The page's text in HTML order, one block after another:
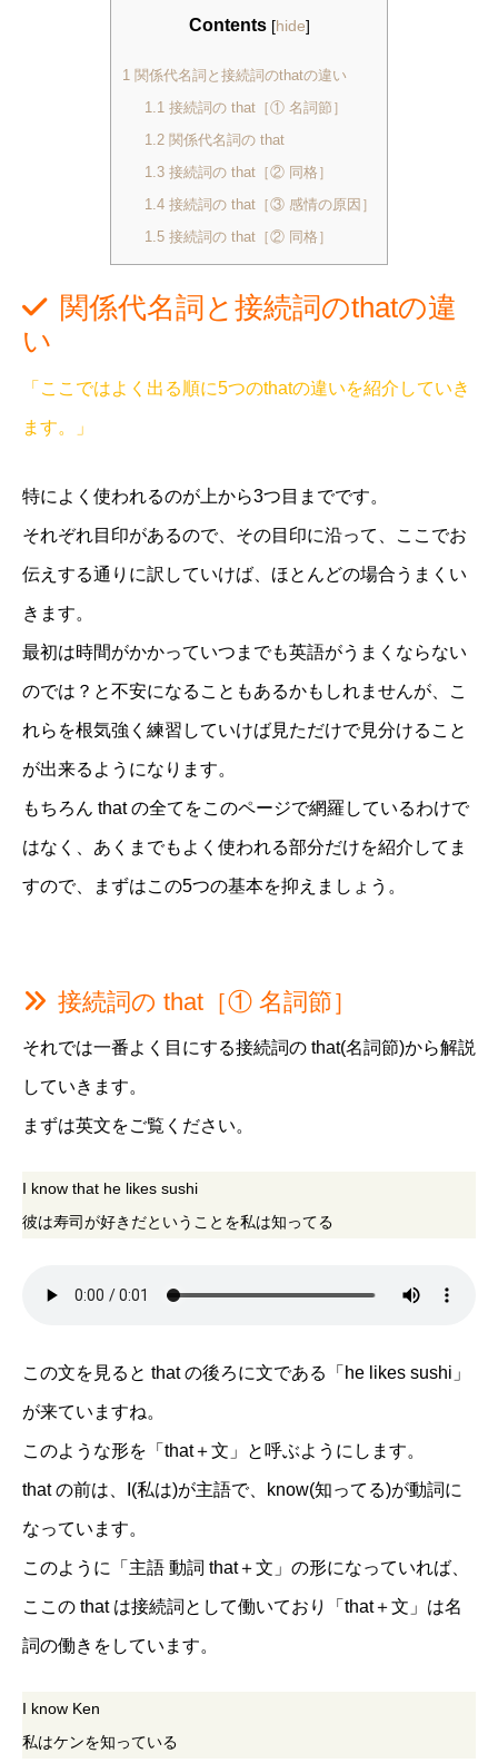
Contents [hide]
1 関係代名詞と接続詞のthatの違い
1.1 接続詞の that［① 名詞節］
1.2関係代名詞の that
1.3接続詞の that［② 同格］
1.4接続詞の that［③ 感情の原因］
1.5接続詞の that［② 同格］
関係代名詞と接続詞のthatの違
い
「ここではよく出る順に5つのthatの違いを紹介していき
ます。」
特によく使われるのが上から3つ目までです。
それぞれ目印があるので、その目印に沿って、ここでお
伝えする通りに訳していけば、ほとんどの場合うまくい
きます。
最初は時間がかかっていつまでも英語がうまくならない
のでは？と不安になることもあるかもしれませんが、こ
れらを根気強く練習していけば見ただけで見分けること
が出来るようになります。
もちろん that の全てをこのページで網羅しているわけで
はなく、あくまでもよく使われる部分だけを紹介してま
すので、まずはこの5つの基本を抑えましょう。
接続詞の that［① 名詞節］
それでは一番よく目にする接続詞の that(名詞節)から解説
していきます。
まずは英文をご覧ください。
I know that he likes sushi
彼は寿司が好きだということを私は知ってる
この文を見ると that の後ろに文である「he likes sushi」
が来ていますね。
このような形を「that＋文」と呼ぶようにします。
that の前は、I(私は)が主語で、know(知ってる)が動詞に
なっています。
このように「主語 動詞 that＋文」の形になっていれば、
ここの that は接続詞として働いており「that＋文」は名
詞の働きをしています。
I know Ken
私はケンを知っている